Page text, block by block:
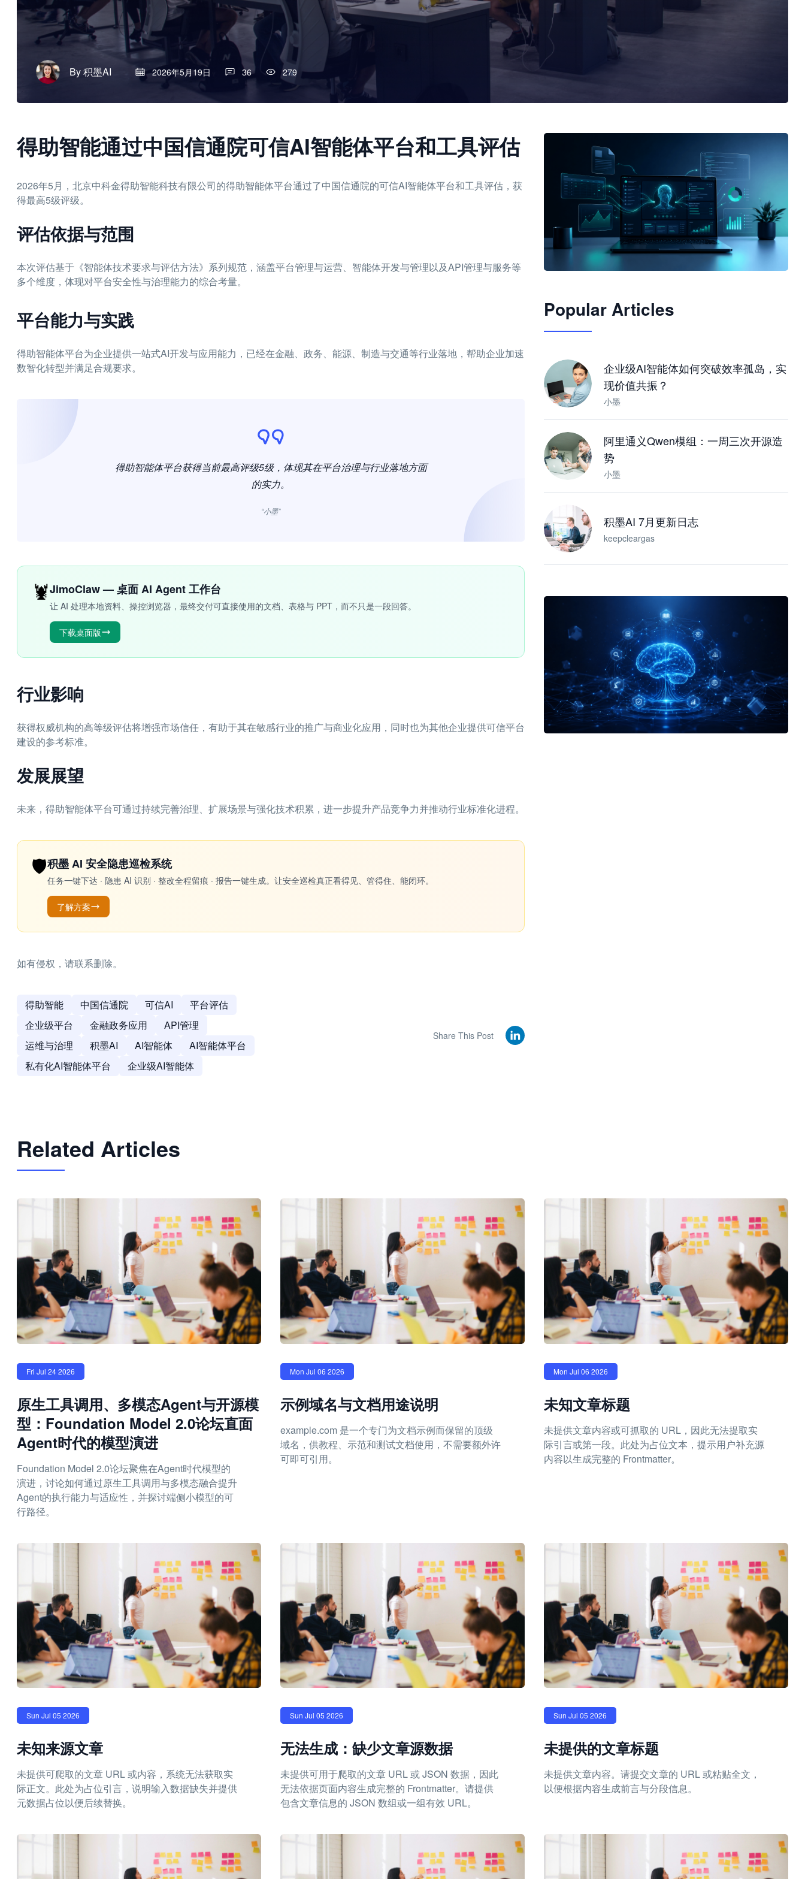
By积墨AI 2026年5月19日 36 279
得助智能通过中国信通院可信AI智能体平台和工具评估
2026年5月，北京中科金得助智能科技有限公司的得助智能体平台通过了中国信通院的可信AI智能体平台和工具评估，获
得最高5级评级。
评估依据与范围
本次评估基于《智能体技术要求与评估方法》系列规范，涵盖平台管理与运营、智能体开发与管理以及API管理与服务等
多个维度，体现对平台安全性与治理能力的综合考量。
平台能力与实践
得助智能体平台为企业提供一站式AI开发与应用能力，已经在金融、政务、能源、制造与交通等行业落地，帮助企业加速
数智化转型并满足合规要求。
得助智能体平台获得当前最高评级5级，体现其在平台治理与行业落地方面
的实力。
“小墨”
🦞JimoClaw — 桌面 AI Agent 工作台
让 AI 处理本地资料、操控浏览器，最终交付可直接使用的文档、表格与 PPT，而不只是一段回答。
下载桌面版
行业影响
获得权威机构的高等级评估将增强市场信任，有助于其在敏感行业的推广与商业化应用，同时也为其他企业提供可信平台
建设的参考标准。
发展展望
未来，得助智能体平台可通过持续完善治理、扩展场景与强化技术积累，进一步提升产品竞争力并推动行业标准化进程。
🛡️积墨 AI 安全隐患巡检系统
任务一键下达 · 隐患 AI 识别 · 整改全程留痕 · 报告一键生成。让安全巡检真正看得见、管得住、能闭环。
了解方案
如有侵权，请联系删除。
得助智能 中国信通院 可信AI
平台评估
企业级平台
金融政务应用
API管理
运维与治理
积墨AI AI智能体
AI智能体平台
私有化AI智能体平台
企业级AI智能体
Share This Post
JimoClaw 桌面 AI Agent 工作台
Popular Articles
企业级AI智能体如何突破效率孤岛，实
现价值共振？
小墨
阿里通义Qwen模组：一周三次开源造
势
小墨
积墨AI 7月更新日志
keepcleargas
Related Articles
Fri Jul 24 2026
原生工具调用、多模态Agent与开源模
型：Foundation Model 2.0论坛直面
Agent时代的模型演进
Foundation Model 2.0论坛聚焦在Agent时代模型的
演进，讨论如何通过原生工具调用与多模态融合提升
Agent的执行能力与适应性，并探讨端侧小模型的可
行路径。
Mon Jul 06 2026
示例域名与文档用途说明
example.com 是一个专门为文档示例而保留的顶级
域名，供教程、示范和测试文档使用，不需要额外许
可即可引用。
Mon Jul 06 2026
未知文章标题
未提供文章内容或可抓取的 URL，因此无法提取实
际引言或第一段。此处为占位文本，提示用户补充源
内容以生成完整的 Frontmatter。
Sun Jul 05 2026
未知来源文章
未提供可爬取的文章 URL 或内容，系统无法获取实
际正文。此处为占位引言，说明输入数据缺失并提供
元数据占位以便后续替换。
Sun Jul 05 2026
无法生成：缺少文章源数据
未提供可用于爬取的文章 URL 或 JSON 数据，因此
无法依据页面内容生成完整的 Frontmatter。请提供
包含文章信息的 JSON 数组或一组有效 URL。
Sun Jul 05 2026
未提供的文章标题
未提供文章内容。请提交文章的 URL 或粘贴全文，
以便根据内容生成前言与分段信息。